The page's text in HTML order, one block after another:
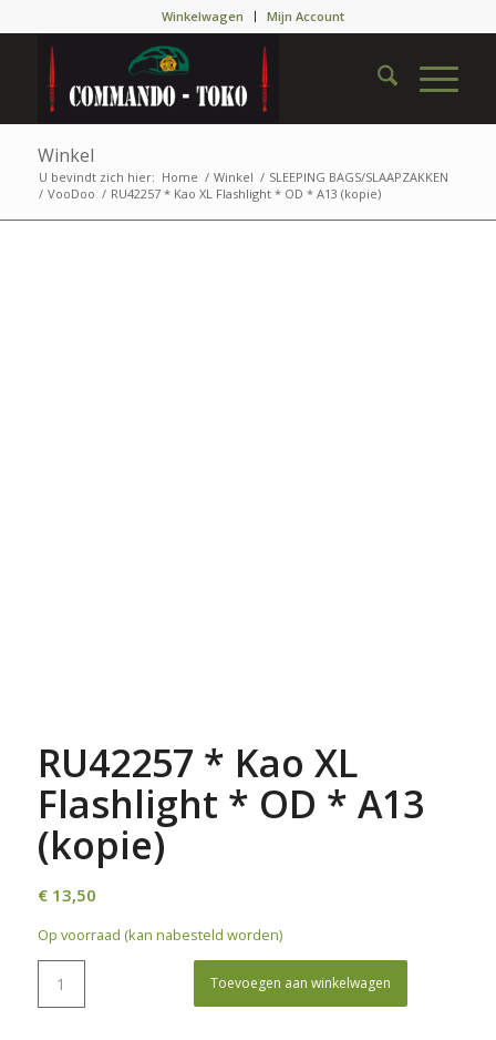
Winkelwagen Mijn Account
Winkel
U bevindt zich hier: Home / Winkel / SLEEPING BAGS/SLAAPZAKKEN
/ VooDoo / RU42257 * Kao XL Flashlight * OD * A13 (kopie)
RU42257 * Kao XL
Flashlight * OD * A13
(kopie)
€13,50
Op voorraad (kan nabesteld worden)
Toevoegen aan winkelwagen